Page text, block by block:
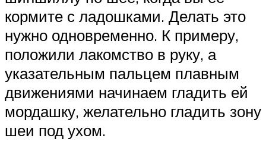
кормите с ладошками. Делать это
нужно одновременно. К примеру,
положили лакомство в руку, а
указательным пальцем плавным
движениями начинаем гладить ей
мордашку, желательно гладить зону
шеи под ухом.